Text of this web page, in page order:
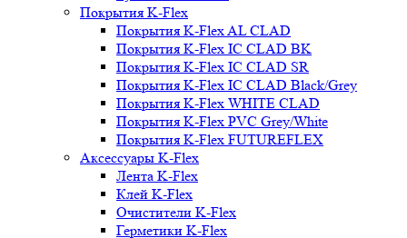
Покрытия K-Flex
Покрытия K-Flex AL CLAD
Покрытия K-Flex IC CLAD BK
Покрытия K-Flex IC CLAD SR
Покрытия K-Flex IC CLAD Black/Grey
Покрытия K-Flex WHITE CLAD
Покрытия K-Flex PVC Grey/White
Покрытия K-Flex FUTUREFLEX
Аксессуары K-Flex
Лента K-Flex
Клей K-Flex
Очистители K-Flex
Герметики K-Flex